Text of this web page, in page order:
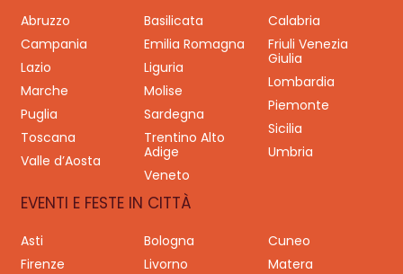
Abruzzo Basilicata
Calabria
Campania
Emilia Romagna
Friuli Venezia
Giulia
Lazio
Liguria
Lombardia
Marche
Molise
Piemonte
Puglia
Sardegna
Sicilia
Toscana
Trentino Alto
Adige
Umbria
Valle d’Aosta
Veneto
EVENTI E FESTE IN CITTÀ
Asti Bologna
Cuneo
Firenze
Livorno
Matera